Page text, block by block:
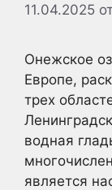
11.04.2025
Онежское
Европе,
трех
водная
является